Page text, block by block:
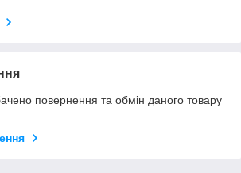
повернення та обмін даного товару